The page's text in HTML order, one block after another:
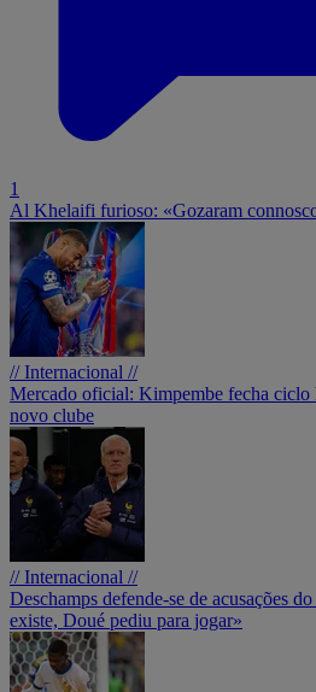
1
Al Khelaifi furioso: «Gozaram
// Internacional //
Mercado oficial: Kimpembe fecha ciclo
novo clube
// Internacional //
Deschamps defende-se de acusações
existe, Doué pediu para jogar»